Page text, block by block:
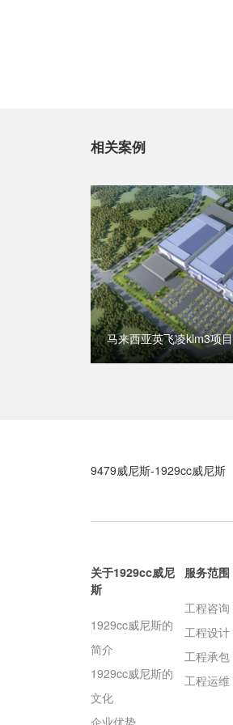
相关案例
马来西亚英飞凌klm3项目
9479威尼斯-1929cc威尼斯
关于1929cc威尼
斯
1929cc威尼斯的
简介
1929cc威尼斯的
文化
企业优势
服务范围
工程咨询
工程设计
工程承包
工程运维